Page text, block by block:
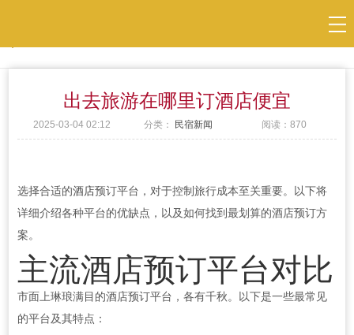
出去旅游在哪里订酒店便宜
2025-03-04 02:12 分类： 民宿新闻 阅读： 870
选择合适的酒店预订平台，对于控制旅行成本至关重要。以下将
详细介绍各种平台的优缺点，以及如何找到最划算的酒店预订方
案。
主流酒店预订平台对比
市面上琳琅满目的酒店预订平台，各有千秋。以下是一些最常见
的平台及其特点：